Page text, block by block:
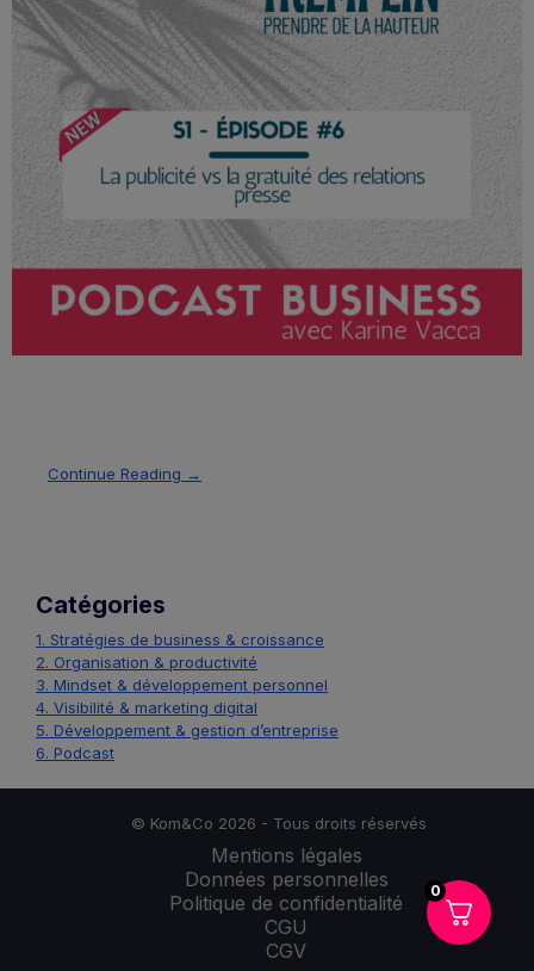
Continue Reading →
Catégories
1. Stratégies de business & croissance
2. Organisation & productivité
3. Mindset & développement personnel
4. Visibilité & marketing digital
5. Développement & gestion d’entreprise
6. Podcast
© Kom&Co 2026 - Tous droits réservés
Mentions légales
Données personnelles
Politique de confidentialité
CGU
CGV
0